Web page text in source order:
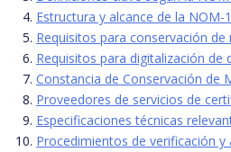
Estructura y alcance de la NOM-
Requisitos para conservación
Requisitos para digitalización de
Constancia de Conservación de
Proveedores de servicios de
Especificaciones técnicas
Procedimientos de verificación y